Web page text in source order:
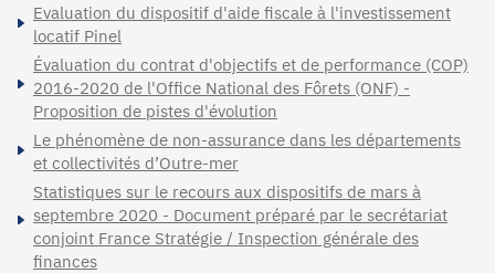
Evaluation du dispositif d'aide fiscale à l'investissement
locatif Pinel
Évaluation du contrat d'objectifs et de performance (COP)
2016-2020 de l'Office National des Fôrets (ONF) -
Proposition de pistes d'évolution
Le phénomène de non-assurance dans les départements
et collectivités d’Outre-mer
Statistiques sur le recours aux dispositifs de mars à
septembre 2020 - Document préparé par le secrétariat
conjoint France Stratégie / Inspection générale des
finances